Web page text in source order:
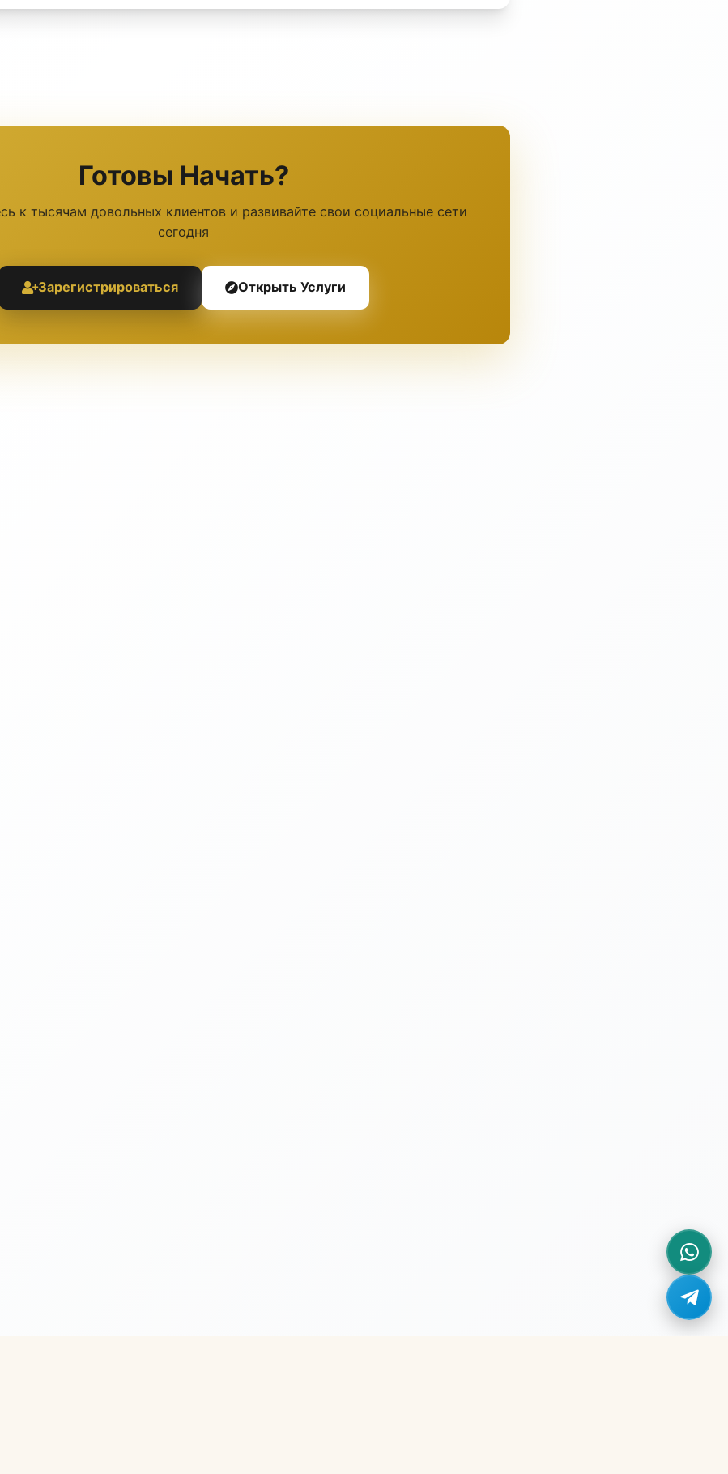
Готовы Начать?
к тысячам довольных клиентов и развивайте свои социальные сети
сегодня
Зарегистрироваться Открыть Услуги